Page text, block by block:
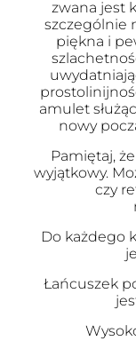
zwana jest
szczególnie
piękna i
amulet
nowy
Pamiętaj,
wyjątkowy.
czy
Do każdego
Łańcuszek